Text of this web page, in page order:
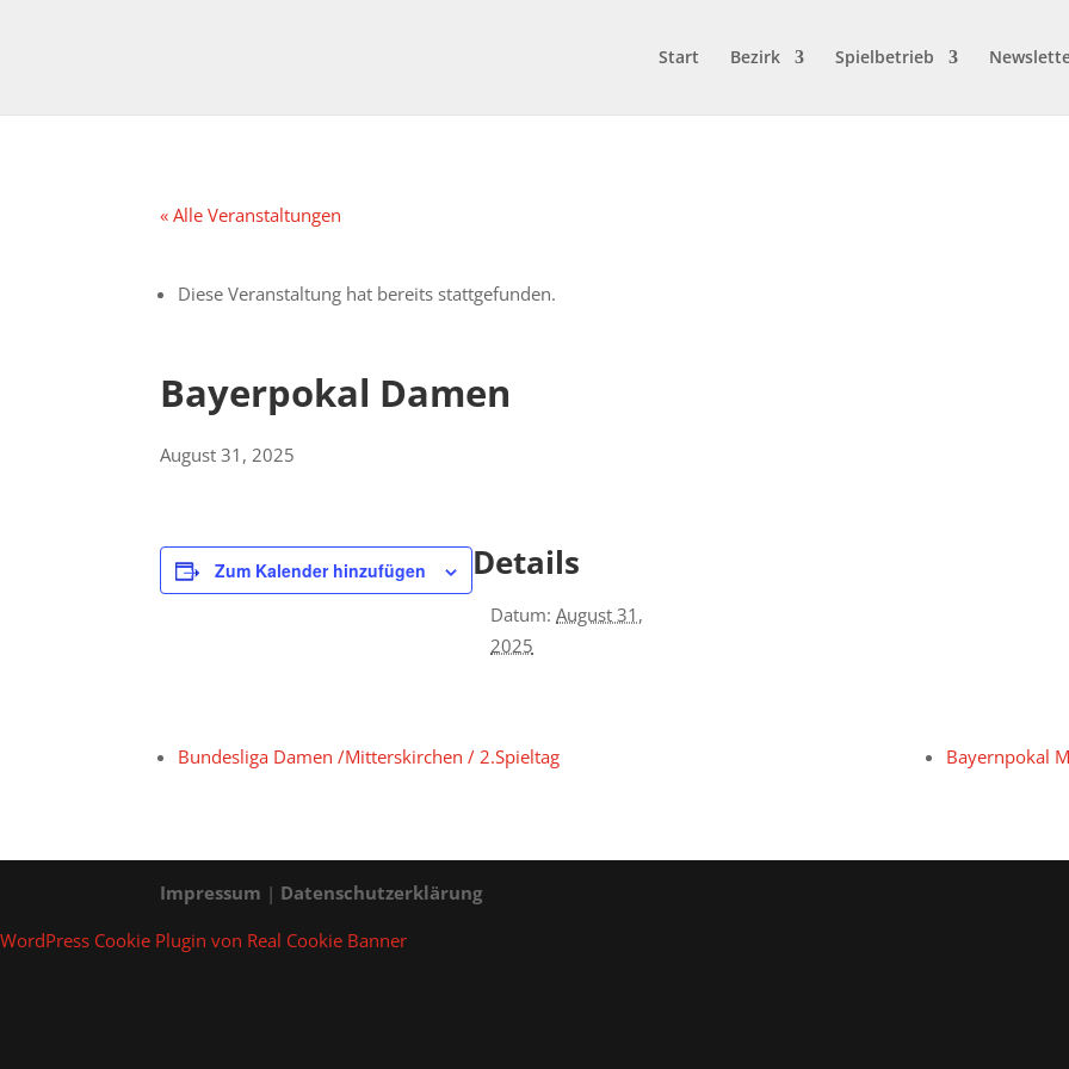
Start Bezirk Spielbetrieb
« Alle Veranstaltungen
Diese Veranstaltung hat bereits stattgefunden.
Bayerpokal Damen
August 31, 2025
Zum Kalender hinzufügen Details
Datum: August 31,
2025
Bundesliga Damen /Mitterskirchen / 2.Spieltag Bayernpokal
Impressum | Datenschutzerklärung
WordPress Cookie Plugin von Real Cookie Banner